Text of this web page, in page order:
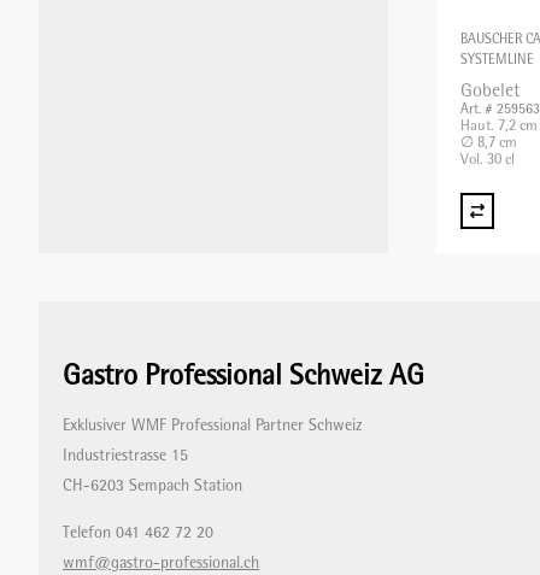
BAUSCHER
SYSTEMLINE
Gobelet
Art. #
Haut. 7,2 cm
∅ 8,7 cm
Vol. 30 cl
Gastro Professional Schweiz AG
Exklusiver WMF Professional Partner Schweiz
Industriestrasse 15
CH-6203 Sempach Station
Telefon 041 462 72 20
wmf@gastro-professional.ch